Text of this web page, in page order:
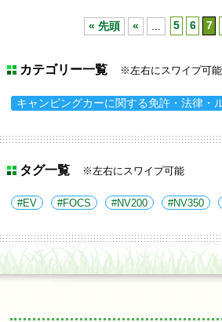
« 先頭 « 5 6 7
カテゴリー一覧 ※左右にスワイプ可能
キャンピングカーに関する免許・法律・
タグ一覧 ※左右にスワイプ可能
EV FOCS NV200 NV350